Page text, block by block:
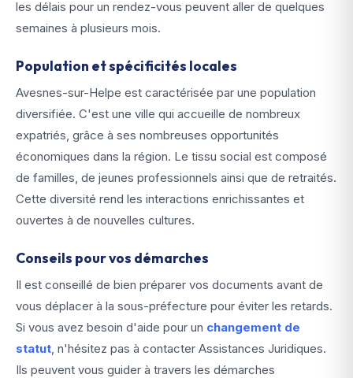
les délais pour un rendez-vous peuvent aller de quelques
semaines à plusieurs mois.
Population et spécificités locales
Avesnes-sur-Helpe est caractérisée par une population
diversifiée. C'est une ville qui accueille de nombreux
expatriés, grâce à ses nombreuses opportunités
économiques dans la région. Le tissu social est composé
de familles, de jeunes professionnels ainsi que de retraités.
Cette diversité rend les interactions enrichissantes et
ouvertes à de nouvelles cultures.
Conseils pour vos démarches
Il est conseillé de bien préparer vos documents avant de
vous déplacer à la sous-préfecture pour éviter les retards.
Si vous avez besoin d'aide pour un changement de
statut, n'hésitez pas à contacter Assistances Juridiques.
Ils peuvent vous guider à travers les démarches